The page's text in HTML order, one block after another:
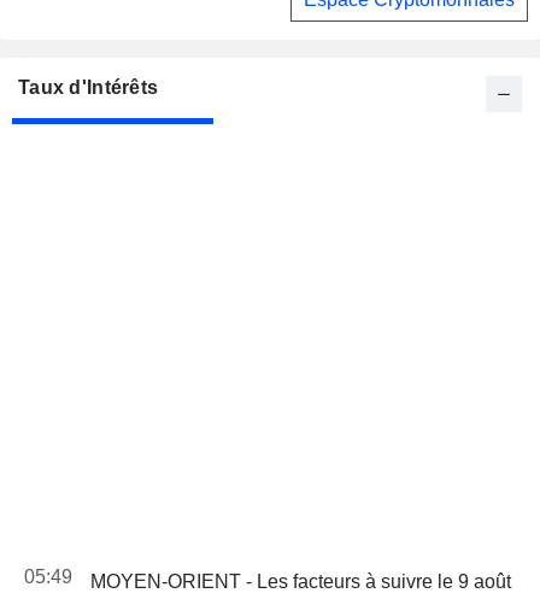
Taux d'Intérêts
05:49 MOYEN-ORIENT - Les facteurs à suivre le 9 août